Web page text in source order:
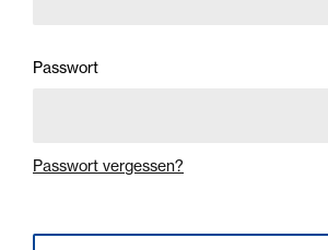
Passwort
Passwort vergessen?